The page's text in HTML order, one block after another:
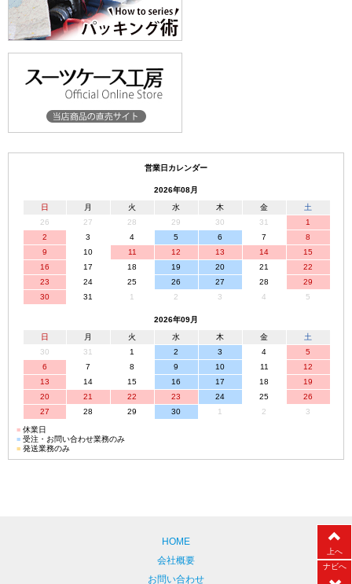
営業日カレンダー
2026年08月
日
月 火 水 木 金
土
26
27 28 29 30 31
1
2
3 4 5 6 7
8
9
10 11 12 13 14
15
16
17 18 19 20 21
22
23
24 25 26 27 28
29
30
31 1 2 3 4 5
2026年09月
日
月 火 水 木 金
土
30
31 1 2 3 4
5
6
7 8 9 10 11
12
13
14 15 16 17 18
19
20
21 22 23 24 25
26
27
28 29 30 1 2 3
■ 休業日
■ 受注・お問い合わせ業務のみ
■ 発送業務のみ
HOME
会社概要
お問い合わせ
上へ
ナビへ